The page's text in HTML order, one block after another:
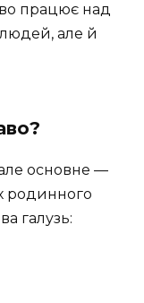
працює над
але й
основне —
родинного
галузь: